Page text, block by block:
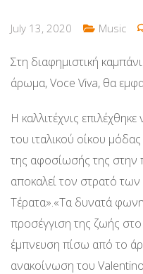
July 13, 2020 Music
Στη διαφημιστική
άρωμα, Voce Viva, θα
Η καλλιτέχνις
του ιταλικού οίκου
της αφοσίωσής της
αποκαλεί τον στρατό
Τέρατα».«Τα δυνατά
προσέγγιση της ζωής στο
έμπνευση πίσω από το
ανακοίνωση του